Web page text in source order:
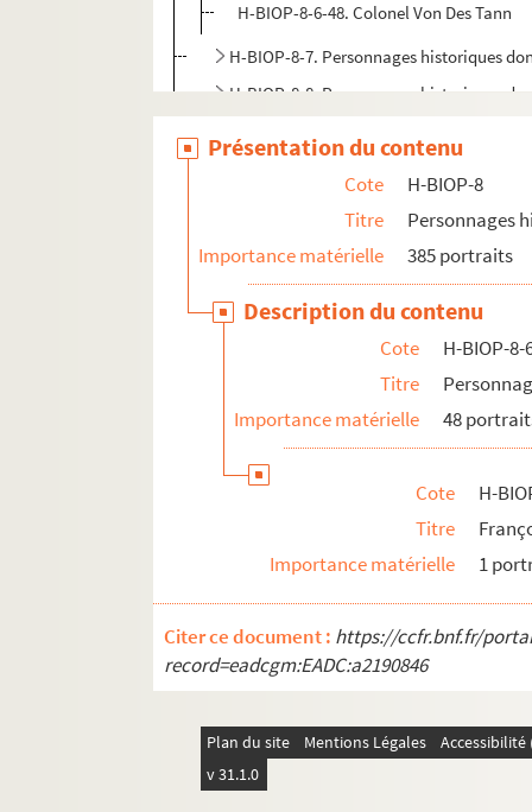
H-BIOP-8-6-48. Colonel Von Des Tann
H-BIOP-8-7. Personnages historiques
H-BIOP-8-8. Personnages historiques
H-BIOP-9. Portraits de personnages du
Présentation du contenu
Cote
H-BIOP-8
Titre
Personnages
Importance matérielle
385 portraits
Description du contenu
Cote
H-BIOP-8-
Titre
Importance matérielle
48
Cote
H-
Titre
Importance matérielle
1
Citer ce document : https://ccfr.bnf.fr/
record=eadcgm:EADC:a2190846
Plan du site Mentions Légales
v 31.1.0